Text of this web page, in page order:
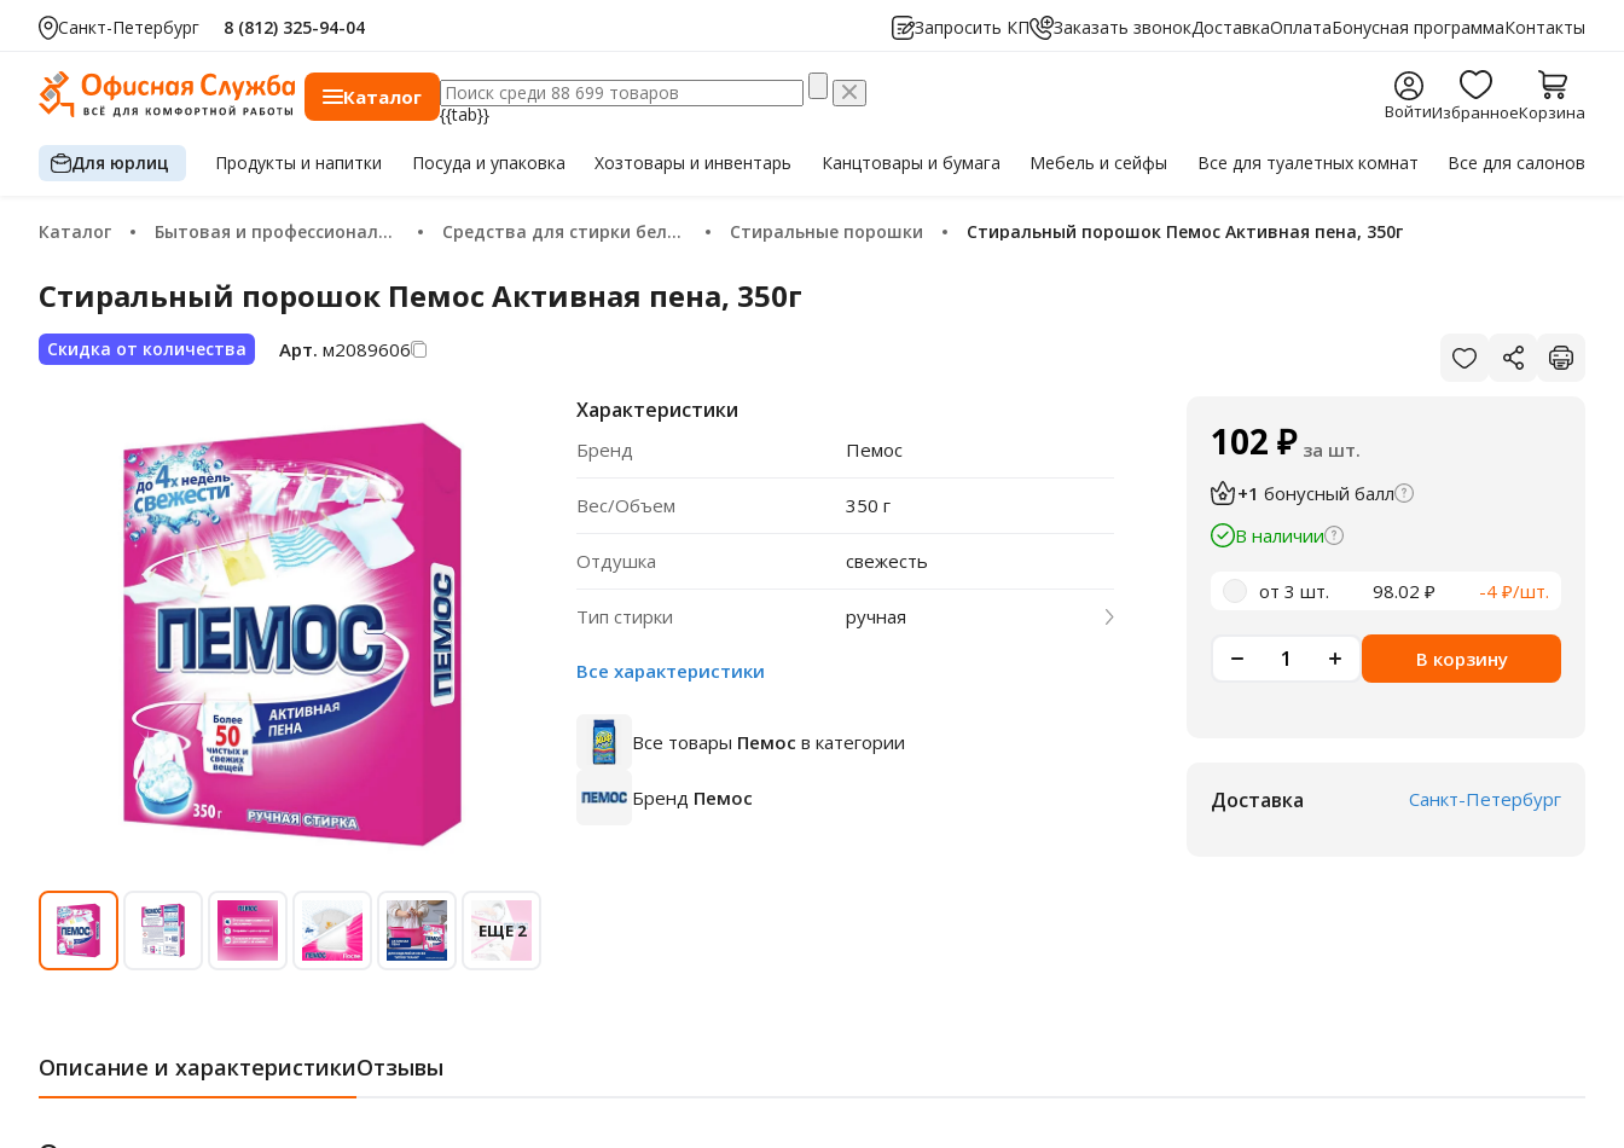
Санкт-Петербург 8 (812) 325-94-04 Запросить КП Заказать звонокДоставкаОплатаБонусная программаКонтакты
Каталог
{{tab}} ВойтиИзбранноеКорзина
Для юрлиц Продуктыи напитки Посуда и упаковка Хозтоварыи инвентарь Канцтовары и бумага Мебельи сейфы Все для туалетных комнат Все для салонов
Каталог Бытовая и профессиональная химия Средства для стирки белья Стиральные порошки Стиральный порошок Пемос Активная пена, 350г
Стиральный порошок Пемос Активная пена, 350г
Скидка от количества Арт. м2089606
ЕЩЕ 2
Характеристики
Бренд Пемос
Вес/Объем 350 г
Отдушка свежесть
Тип стирки ручная
Все характеристики
Все товары Пемос в категории
Бренд Пемос
102 ₽ за шт.
+1 бонусный балл
В наличии
от 3 шт. 98.02 ₽ -4 ₽/шт.
В корзину
Доставка Санкт-Петербург
Описание и характеристикиОтзывы